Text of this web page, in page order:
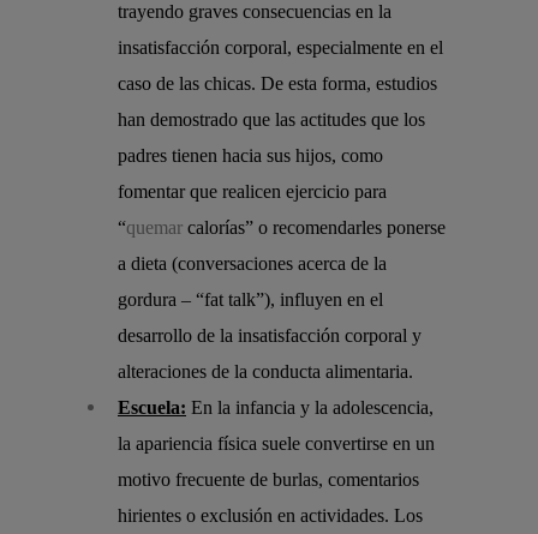
trayendo graves consecuencias en la
insatisfacción corporal, especialmente en el
caso de las chicas. De esta forma, estudios
han demostrado que las actitudes que los
padres tienen hacia sus hijos, como
fomentar que realicen ejercicio para
“quemar calorías” o recomendarles ponerse
a dieta (conversaciones acerca de la
gordura – “fat talk”), influyen en el
desarrollo de la insatisfacción corporal y
alteraciones de la conducta alimentaria.
Escuela: En la infancia y la adolescencia,
la apariencia física suele convertirse en un
motivo frecuente de burlas, comentarios
hirientes o exclusión en actividades. Los